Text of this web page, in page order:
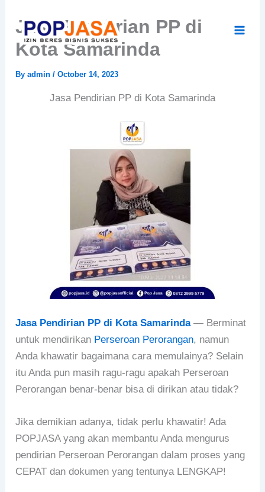
content
Jasa Pendirian PP di
Kota Samarinda
Byadmin/October 14, 2023
Jasa Pendirian PP di Kota Samarinda
Jasa Pendirian PP di Kota Samarinda— Berminat
untuk mendirikan Perseroan Perorangan, namun
Anda khawatir bagaimana cara memulainya? Selain
itu Anda pun masih ragu-ragu apakah Perseroan
Perorangan benar-benar bisa di dirikan atau tidak?
Jika demikian adanya, tidak perlu khawatir! Ada
POPJASA yang akan membantu Anda mengurus
pendirian Perseroan Perorangan dalam proses yang
CEPAT dan dokumen yang tentunya LENGKAP!